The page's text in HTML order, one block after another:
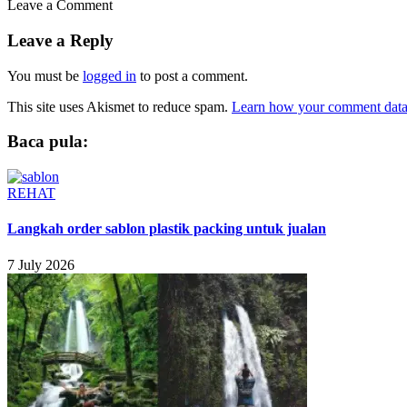
Leave a Comment
Leave a Reply
You must be logged in to post a comment.
This site uses Akismet to reduce spam. Learn how your comment
Baca pula:
REHAT
Langkah order sablon plastik packing untuk jualan
7 July 2026